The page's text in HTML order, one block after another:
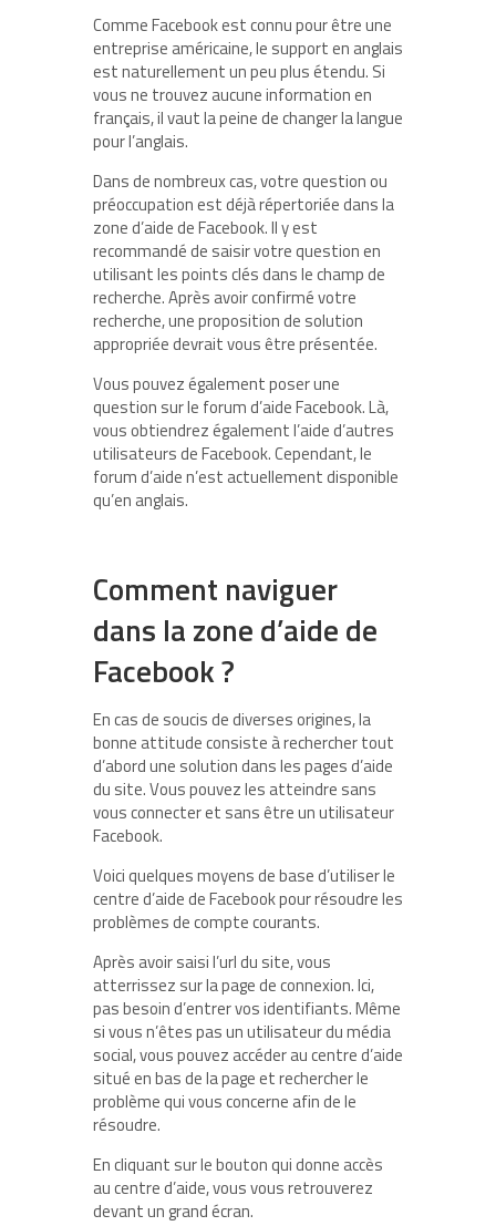
Comme Facebook est connu pour être une
entreprise américaine, le support en anglais
est naturellement un peu plus étendu. Si
vous ne trouvez aucune information en
français, il vaut la peine de changer la langue
pour l’anglais.
Dans de nombreux cas, votre question ou
préoccupation est déjà répertoriée dans la
zone d’aide de Facebook. Il y est
recommandé de saisir votre question en
utilisant les points clés dans le champ de
recherche. Après avoir confirmé votre
recherche, une proposition de solution
appropriée devrait vous être présentée.
Vous pouvez également poser une
question sur le forum d’aide Facebook. Là,
vous obtiendrez également l’aide d’autres
utilisateurs de Facebook. Cependant, le
forum d’aide n’est actuellement disponible
qu’en anglais.
Comment naviguer
dans la zone d’aide de
Facebook ?
En cas de soucis de diverses origines, la
bonne attitude consiste à rechercher tout
d’abord une solution dans les pages d’aide
du site. Vous pouvez les atteindre sans
vous connecter et sans être un utilisateur
Facebook.
Voici quelques moyens de base d’utiliser le
centre d’aide de Facebook pour résoudre les
problèmes de compte courants.
Après avoir saisi l’url du site, vous
atterrissez sur la page de connexion. Ici,
pas besoin d’entrer vos identifiants. Même
si vous n’êtes pas un utilisateur du média
social, vous pouvez accéder au centre d’aide
situé en bas de la page et rechercher le
problème qui vous concerne afin de le
résoudre.
En cliquant sur le bouton qui donne accès
au centre d’aide, vous vous retrouverez
devant un grand écran.